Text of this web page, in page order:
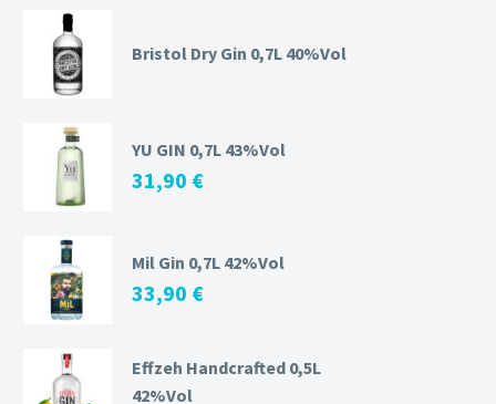
Bristol Dry Gin 0,7L 40%Vol
YU GIN 0,7L 43%Vol
31,90 €
Mil Gin 0,7L 42%Vol
33,90 €
Effzeh Handcrafted 0,5L
42%Vol